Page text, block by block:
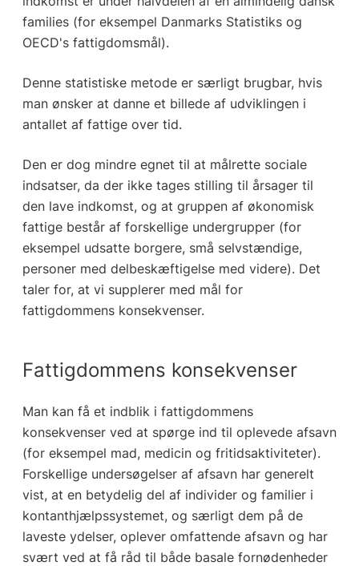
families (for eksempel Danmarks Statistiks og
OECD's fattigdomsmål).
Denne statistiske metode er særligt brugbar, hvis
man ønsker at danne et billede af udviklingen i
antallet af fattige over tid.
Den er dog mindre egnet til at målrette sociale
indsatser, da der ikke tages stilling til årsager til
den lave indkomst, og at gruppen af økonomisk
fattige består af forskellige undergrupper (for
eksempel udsatte borgere, små selvstændige,
personer med delbeskæftigelse med videre). Det
taler for, at vi supplerer med mål for
fattigdommens konsekvenser.
Fattigdommens konsekvenser
Man kan få et indblik i fattigdommens
konsekvenser ved at spørge ind til oplevede afsavn
(for eksempel mad, medicin og fritidsaktiviteter).
Forskellige undersøgelser af afsavn har generelt
vist, at en betydelig del af individer og familier i
kontanthjælpssystemet, og særligt dem på de
laveste ydelser, oplever omfattende afsavn og har
svært ved at få råd til både basale fornødenheder